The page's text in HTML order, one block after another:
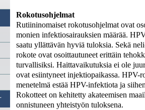
Rokotusohjelmat
Rutiininomaiset rokotusohjelmat ovat
monien infektiosairauksien määrää.
saatu yllättävän hyviä tuloksia. Sekä
rokote ovat osoittautuneet erittäin
turvallisiksi. Haittavaikutuksia ei ole
ovat esiintyneet injektiopaikassa. HPV-
menetelmä estää HPV-infektiota ja
Rokotteet on kehitetty akateemisen
onnistuneen yhteistyön tuloksena.